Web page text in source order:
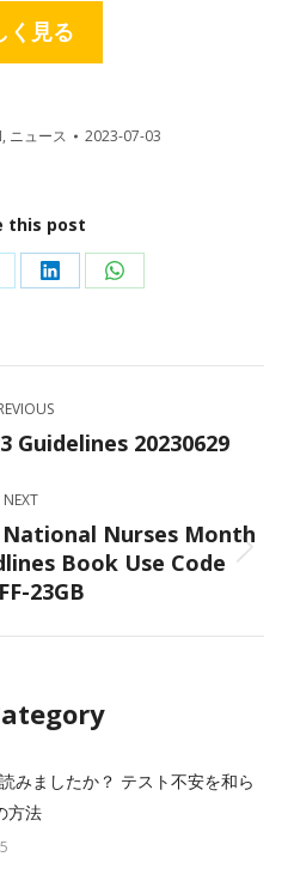
く見る
, ニュース 2023-07-03
this post
Share
LinkedIn
Share
WhatsApp
Previous
Guidelines 20230629
NEXT
Next
post:
National Nurses Month
Book Use Code
23GB
みましたか？ テスト不安を和ら
方法